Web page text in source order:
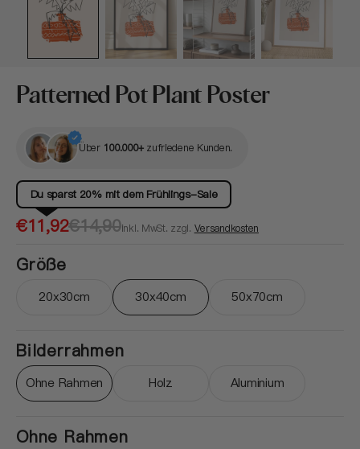
Patterned Pot Plant Poster
Über 100.000+zufriedene Kunden.
Du sparst 20% mit dem Frühlings-Sale
Verkaufspreis
€11,92
Normaler€14,90inkl. MwSt. zzgl. Versandkosten
Größe
20x30cmVariante ausverkauft oder nicht verfügbar
30x40cmVariante ausverkauft oder nicht
50x70cm
Variante
Bilderrahmen
Ohne RahmenVariante ausverkauft oder nicht verfügbar
HolzVariante ausverkauft oder nicht
Aluminium
Variante
Ohne Rahmen